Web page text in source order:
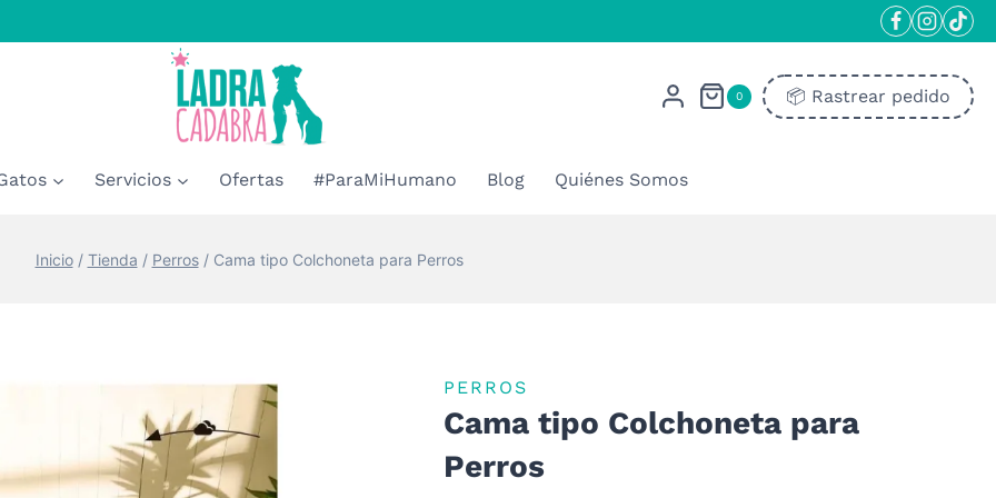
0 📦​ Rastrear pedido
Servicios Ofertas #ParaMiHumano Blog Quiénes Somos
Inicio / Tienda / Perros / Cama tipo Colchoneta para Perros
PERROS
Cama tipo Colchoneta para
Perros